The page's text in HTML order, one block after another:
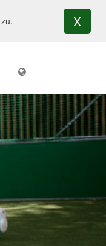
zu. X